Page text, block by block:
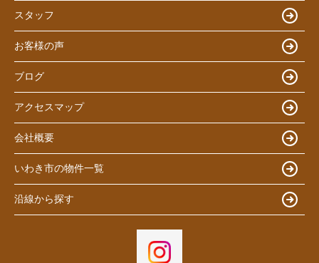
スタッフ
お客様の声
ブログ
アクセスマップ
会社概要
いわき市の物件一覧
沿線から探す